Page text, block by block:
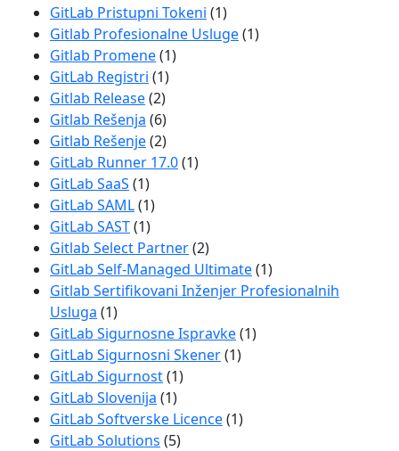
GitLab Pristupni Tokeni (1)
Gitlab Profesionalne Usluge(1)
Gitlab Promene(1)
GitLab Registri (1)
Gitlab Release(2)
Gitlab Rešenja (6)
Gitlab Rešenje(2)
GitLab Runner 17.0(1)
GitLab SaaS (1)
GitLab SAML(1)
GitLab SAST(1)
Gitlab Select Partner(2)
GitLab Self-Managed Ultimate(1)
Gitlab Sertifikovani Inženjer Profesionalnih
Usluga (1)
GitLab Sigurnosne Ispravke(1)
GitLab Sigurnosni Skener(1)
GitLab Sigurnost(1)
GitLab Slovenija (1)
GitLab Softverske Licence(1)
GitLab Solutions (5)